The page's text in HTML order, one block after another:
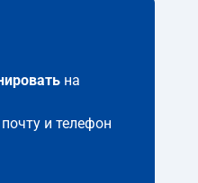
на
и телефон